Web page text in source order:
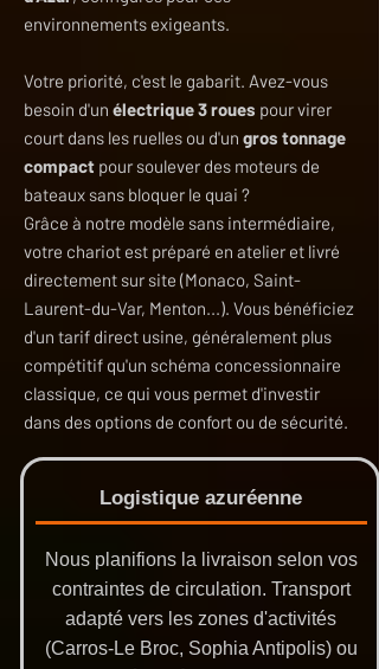
environnements exigeants.
Votre priorité, c'est le gabarit. Avez-vous
besoin d'un électrique 3 roues pour virer
court dans les ruelles ou d'un gros tonnage
compact pour soulever des moteurs de
bateaux sans bloquer le quai ?
Grâce à notre modèle sans intermédiaire,
votre chariot est préparé en atelier et livré
directement sur site (Monaco, Saint-
Laurent-du-Var, Menton...). Vous bénéficiez
d'un tarif direct usine, généralement plus
compétitif qu'un schéma concessionnaire
classique, ce qui vous permet d'investir
dans des options de confort ou de sécurité.
Logistique azuréenne
Nous planifions la livraison selon vos
contraintes de circulation. Transport
adapté vers les zones d'activités
(Carros-Le Broc, Sophia Antipolis) ou